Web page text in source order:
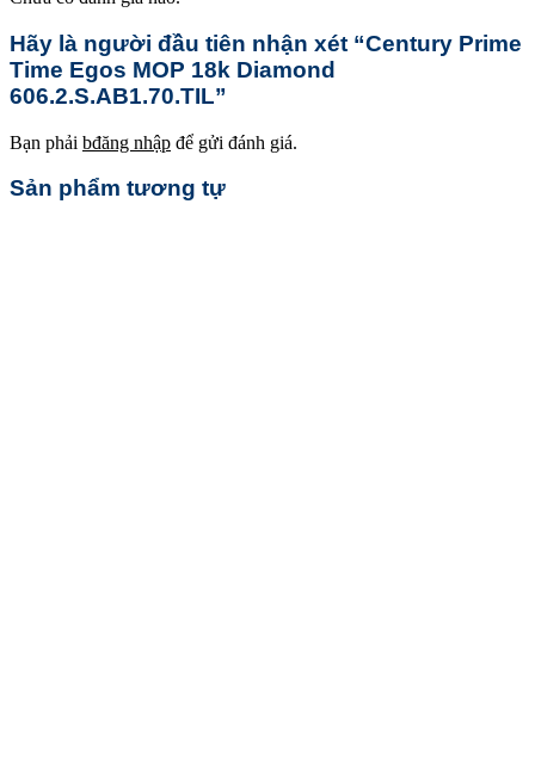
Hãy là người đầu tiên nhận xét “Century Prime
Time Egos MOP 18k Diamond
606.2.S.AB1.70.TIL”
Bạn phải bđăng nhập để gửi đánh giá.
Sản phẩm tương tự